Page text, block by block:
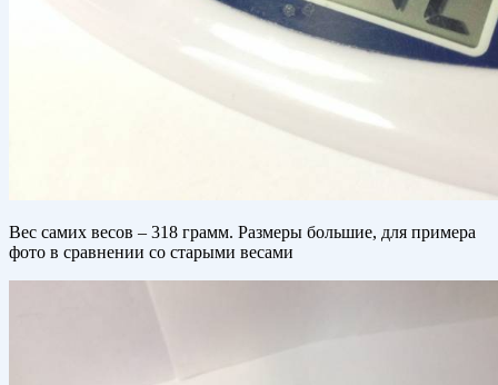
Вес самих весов – 318 грамм. Размеры большие, для примера
фото в сравнении со старыми весами